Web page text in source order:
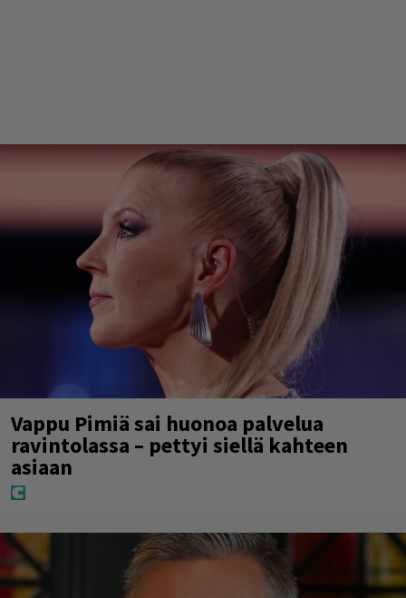
Vappu Pimiä sai huonoa palvelua
ravintolassa – pettyi siellä kahteen
asiaan